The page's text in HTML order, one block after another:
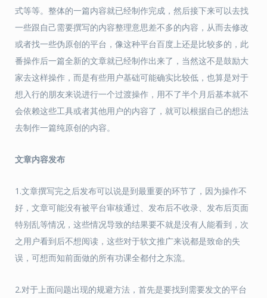
式等等。整体的一篇内容就已经制作完成，然后接下来可以去找
一些跟自己需要撰写的内容整理意思差不多的内容，从而去修改
或者找一些伪原创的平台，像这种平台百度上还是比较多的，此
番操作后一篇全新的文章就已经制作出来了，当然这不是鼓励大
家去这样操作，而是有些用户基础可能确实比较低，也算是对于
想入行的朋友来说进行一个过渡操作，用不了半个月后基本就不
会依赖这些工具或者其他用户的内容了，就可以根据自己的想法
去制作一篇纯原创的内容。
文章内容发布
1.文章撰写完之后发布可以说是到最重要的环节了，因为操作不
好，文章可能没有被平台审核通过、发布后不收录、发布后页面
特别乱等情况，这些情况导致的结果要不就是没有人能看到，次
之用户看到后不想阅读，这些对于软文推广来说都是致命的失
误，可想而知前面做的所有功课全都付之东流。
2.对于上面问题出现的规避方法，首先是要找到需要发文的平台